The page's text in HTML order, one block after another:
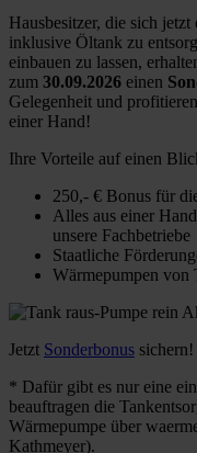
Hausbesitzer, die sich
inklusive Öltank zu
einbauen zu lassen,
zum 30.09.2026 einen
Gelegenheit und
einer Hand!
Ihre Vorteile auf einen
250,- € Bonus für
Alles aus einer
unsere Fachbetriebe
Staatliche
Wärmepumpen von
Jetzt Sonderbonus sichern!
* Dafür gibt es nur eine
beauftragen die
Wärmepumpe über
Kathmeyer).